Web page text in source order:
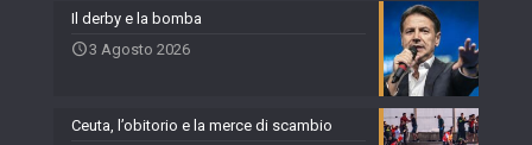
Il derby e la bomba
3 Agosto 2026
Ceuta, l’obitorio e la merce di scambio